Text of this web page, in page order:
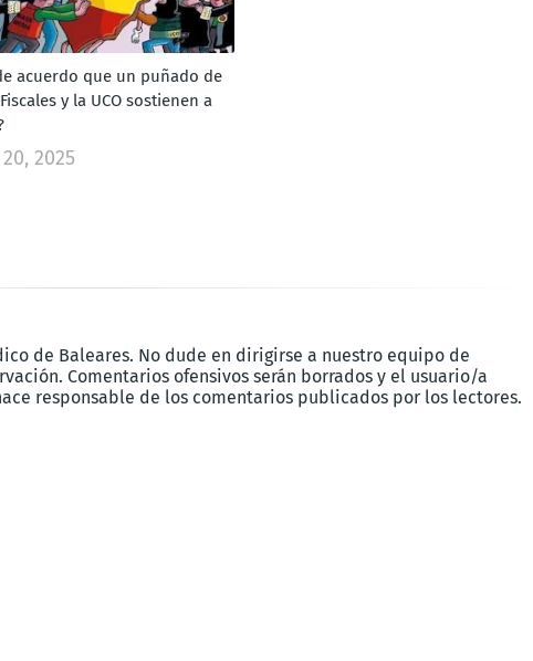
acuerdo que un puñado de
y la UCO sostienen a
2025
de Baleares. No dude en dirigirse a nuestro equipo de
Comentarios ofensivos serán borrados y el usuario/a
responsable de los comentarios publicados por los lectores.